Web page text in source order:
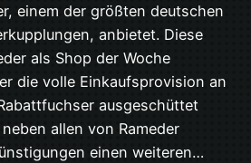
einem der größten deutschen
anbietet. Diese
als Shop der Woche
die volle Einkaufsprovision an
ausgeschüttet
allen von Rameder
einen weiteren…